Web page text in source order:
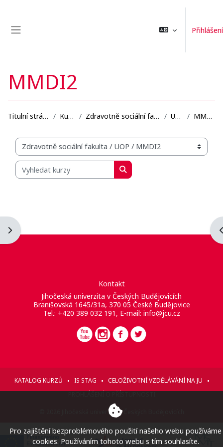
Přihlášení
Otevřít panel bloku
MMDI2
Titulní stránka Kurzy Zdravotně sociální fakulta UOP MMDI2
Organizační struktura kurzů
Vyhledat kurzy
Vyhledat kurzy
Kontakt
Jihočeská univerzita v Českých Budějovicích
Branišovská 1645/31a, 370 05 České Budějovice
Tel.: +420 389 032 191, E-mail: info@jcu.cz
KATALOG KURZŮ IS STAG
CELOŽIVOTNÍ VZDĚLÁVÁNÍ NA JU
© 2026 Jihočeská univerzita v Českých Budějovicích
Pro zajištění bezproblémového použití našeho webu používáme
cookies. Používáním tohoto webu s tím souhlasíte.